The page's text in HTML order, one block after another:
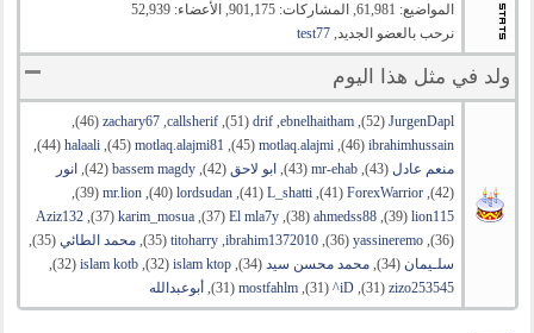
المواضيع: 61,981, المشاركات: 901,175, الأعضاء: 52,939
نرحب بالعضو الجديد,test77
ولد في مثل هذا اليوم
JurgenDapl
‏(52), ‏
ebnelhaitham
, ‏
drif
‏(51), ‏
callsherif
, ‏
zachary67
‏(46),
‏
ibrahimhussain
‏(46), ‏
motlaq.alajmi
‏(45), ‏
motlaq.alajmi81
‏(45), ‏
halaali
‏(44),
‏منعم عادل ‏(43), ‏
mr-ehab
‏(43), ‏ ابو لاحق ‏(42), ‏
bassem magdy
‏(42), ‏
انور
‏(42), ‏
ForexWarrior
‏(41), ‏
L_shatti
‏(41), ‏
lordsudan
‏(40), ‏
mr.lion
‏(39),
‏
lion115
‏(39), ‏
ahmedss88
‏(38), ‏
El mla7y
‏(37), ‏
karim_mosua
‏(37), ‏
Aziz132
‏(36), ‏
yassineremo
‏(36), ‏
ibrahim1372010
, ‏
titoharry
‏(35), ‏ محمد الطائي
‏(35),
سلـيمان ‏(34), ‏ محمد محسن سيد ‏(34), ‏
islam ktop
‏(32), ‏
islam kotb
‏(32),
‏
zizo253545
‏(31), ‏
iD^
‏(31), ‏
mostfahlm
‏(31), ‏ أبوعبدالله